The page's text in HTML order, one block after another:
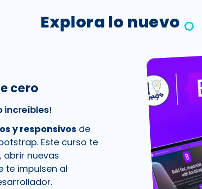
Explora lo nuevo
cero
increíbles!
y responsivos de
Este curso te
nuevas
te impulsen al